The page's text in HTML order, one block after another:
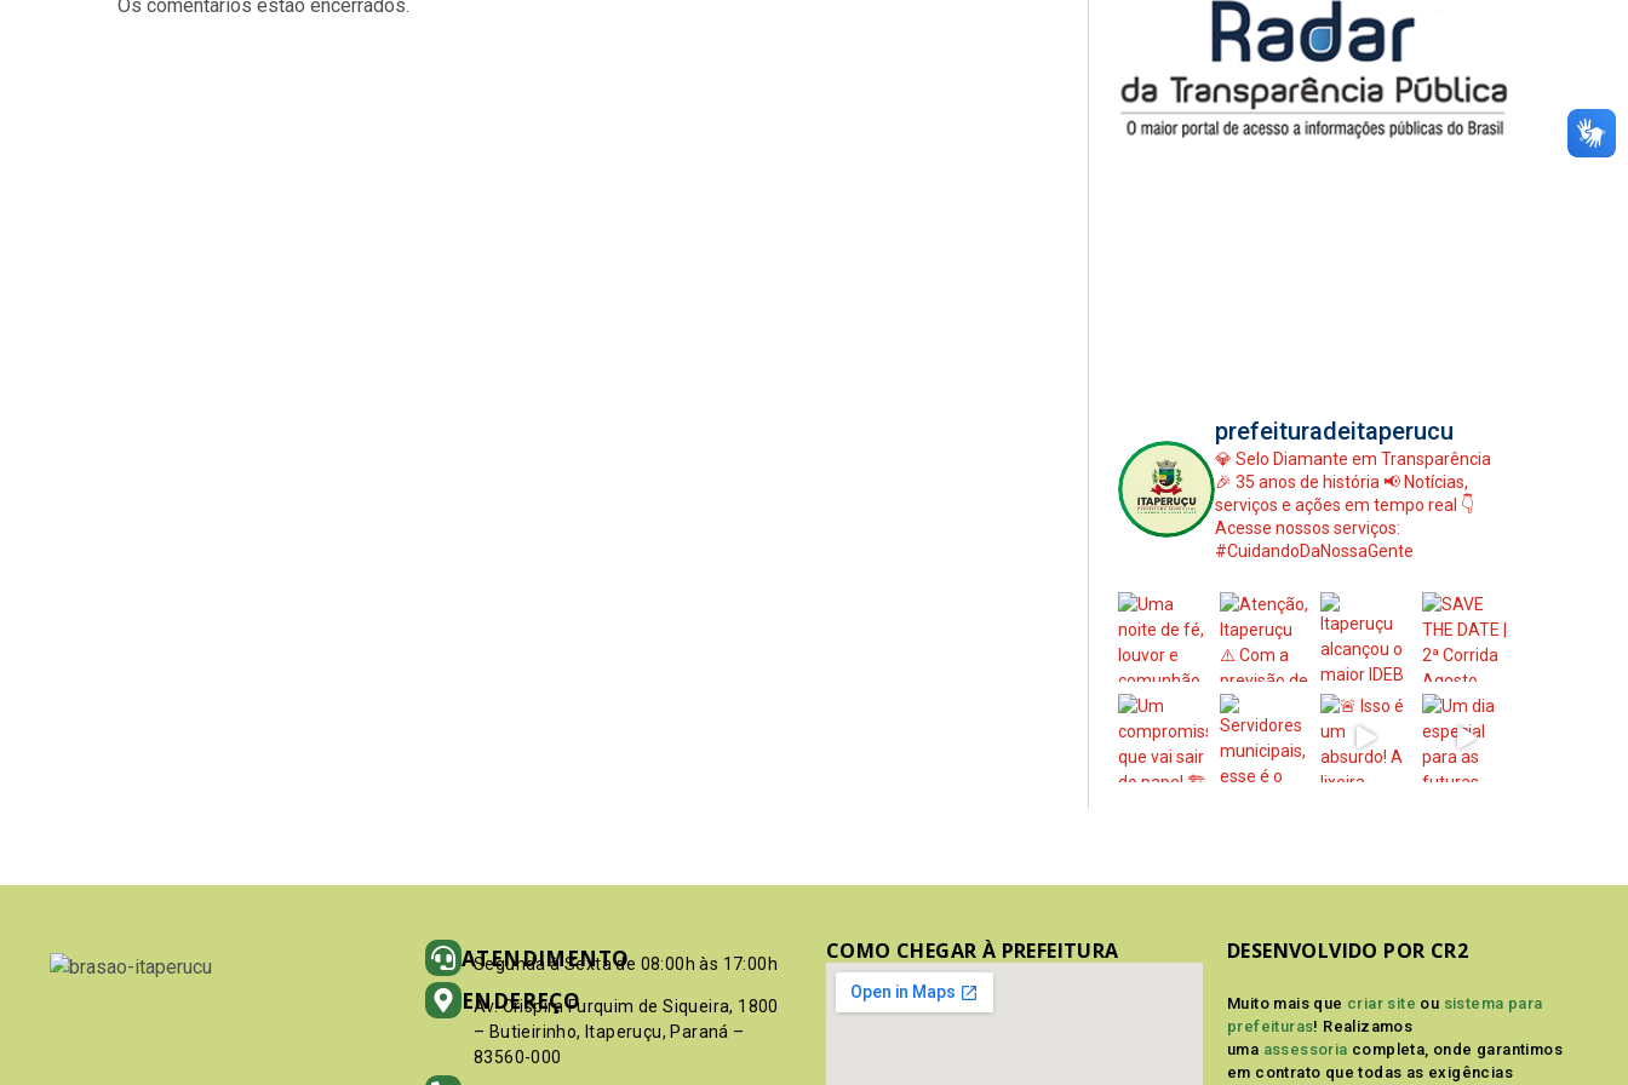
Os comentários estão encerrados.
prefeituradeitaperucu
💎 Selo Diamante em Transparência
🎉 35 anos de história 📢 Notícias,
serviços e ações em tempo real 👇
Acesse nossos serviços:
#CuidandoDaNossaGente
ATENDIMENTO
Segunda à Sexta de 08:00h às 17:00h
ENDEREÇO
Av. Crispim Furquim de Siqueira, 1800
– Butieirinho, Itaperuçu, Paraná –
83560-000
COMO CHEGAR À PREFEITURA DESENVOLVIDO POR CR2
Muito mais que criar site ou sistema para
prefeituras! Realizamos
uma assessoria completa, onde garantimos
em contrato que todas as exigências